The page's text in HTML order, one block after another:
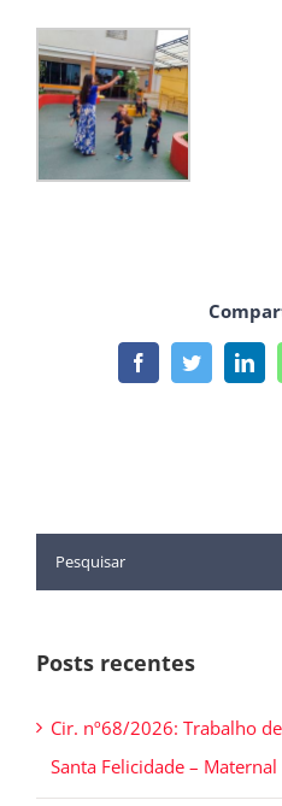
Posts recentes
Cir. nº68/2026: Trabalho
Santa Felicidade – Maternal